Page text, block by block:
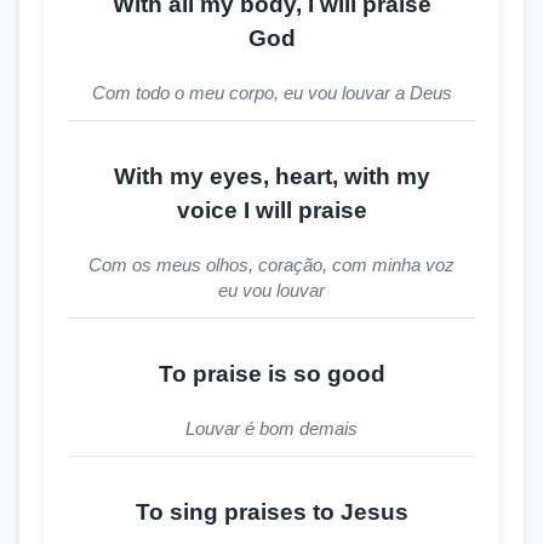
God
Com todo o meu corpo, eu vou louvar a Deus
With my eyes, heart, with my
voice I will praise
Com os meus olhos, coração, com minha voz
eu vou louvar
To praise is so good
Louvar é bom demais
To sing praises to Jesus